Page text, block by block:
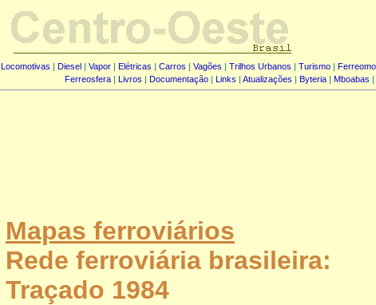
Locomotivas | Diesel | Vapor | Elétricas | Carros | Vagões | Trilhos Urbanos | Turismo |
Ferreosfera| Livros | Documentação| Links | Atualizações | Byteria| Mboabas |
Mapas ferroviários
Rede ferroviária brasileira:
Traçado 1984